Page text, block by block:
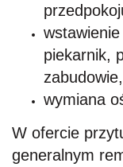
piekarnik,
wymiana
W ofercie
generalnym